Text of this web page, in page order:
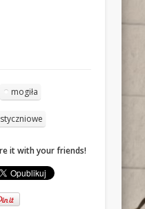
mogiła
it with your friends!